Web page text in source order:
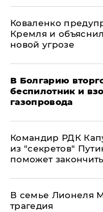
Коваленко
Кремля и
новой угрозе
В Болгарию
беспилотник и
газопровода
Командир РДК
из "секретов"
поможет
В семье Лионеля
трагедия